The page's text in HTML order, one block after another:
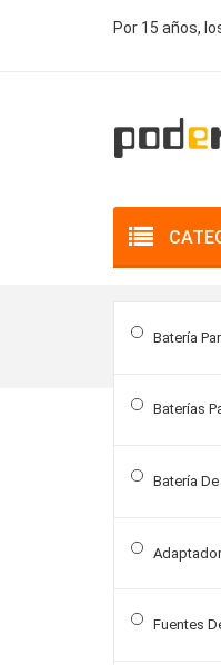
Por 15 años,
Batería
Baterías
Batería
Fuentes
Más
Otras Baterías